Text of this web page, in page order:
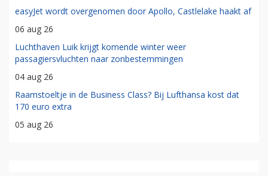
easyJet wordt overgenomen door Apollo, Castlelake haakt af
06 aug 26
Luchthaven Luik krijgt komende winter weer
passagiersvluchten naar zonbestemmingen
04 aug 26
Raamstoeltje in de Business Class? Bij Lufthansa kost dat
170 euro extra
05 aug 26